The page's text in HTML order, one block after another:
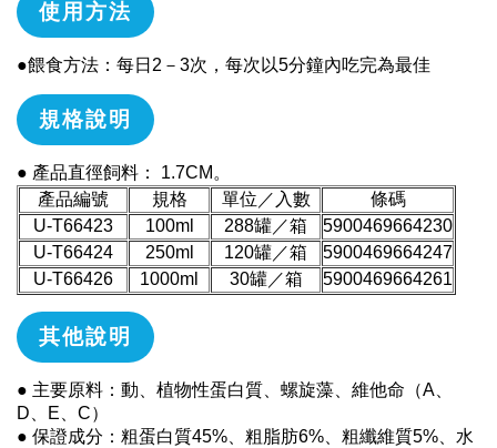
使用方法
●餵食方法：每日2－3次，每次以5分鐘內吃完為最佳
規格說明
● 產品直徑飼料： 1.7CM。
產品編號
規格 單位／入數
條碼
U-T66423
100ml 288罐／箱
5900469664230
U-T66424
250ml 120罐／箱
5900469664247
U-T66426
1000ml 30罐／箱 5900469664261
其他說明
● 主要原料：動、植物性蛋白質、螺旋藻、維他命（A、
D、E、C）
● 保證成分：粗蛋白質45%、粗脂肪6%、粗纖維質5%、水